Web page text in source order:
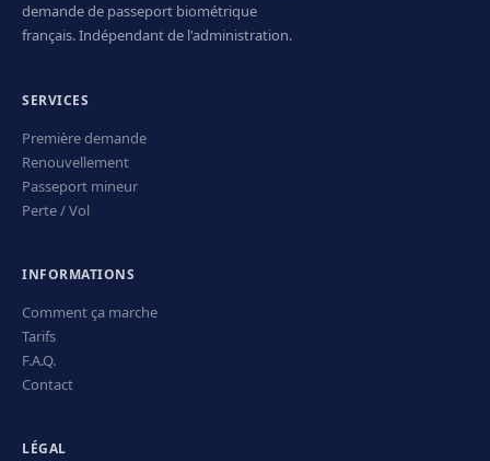
demande de passeport biométrique
français. Indépendant de l'administration.
SERVICES
Première demande
Renouvellement
Passeport mineur
Perte / Vol
INFORMATIONS
Comment ça marche
Tarifs
F.A.Q.
Contact
LÉGAL